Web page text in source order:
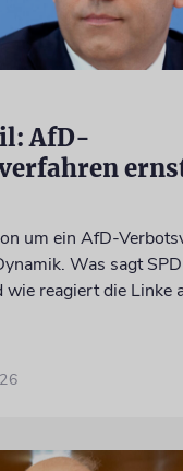
AfD-
um ein AfD-
Was sagt
wie reagiert die Linke